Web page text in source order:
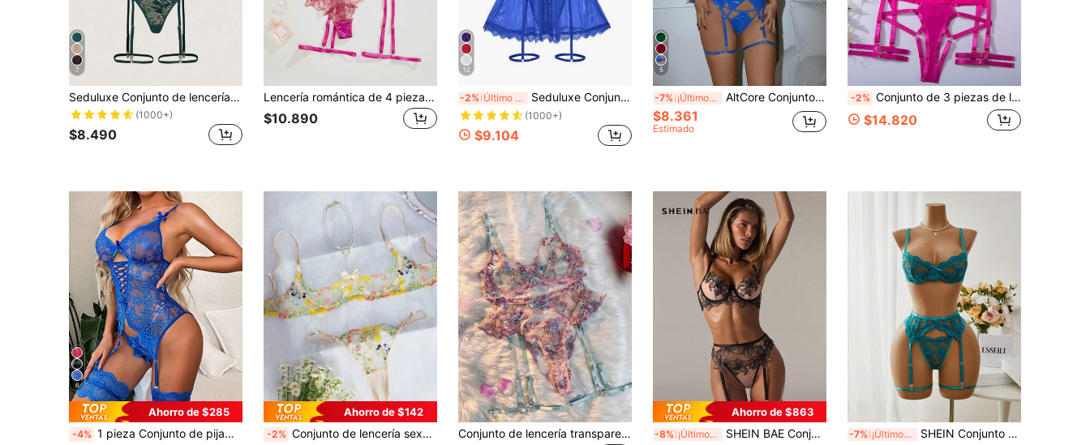
7
Seduluxe Conjunto de lencería de 4 piezas con corsé con aros y tanga con recortes de encaje floral
(1000+)
$8.490
Lencería romántica de 4 piezas con sostén con aros bordado con flores y diseño liso y sexy
$10.890
12
-2% Último día Seduluxe Conjunto de 3 piezas de lencería sexy de encaje con liguero y tanga para salir
(1000+)
$9.104
5
-7% ¡Últimos 3 días AltCore Conjunto de 4 sujetadores inalámbricos y sexys para mujer
$8.361
Estimado
-2% Conjunto de 3 piezas de lencería sexy para mujer con sujetador y liguero de malla verde bordada y transparente
$14.820
6
Ahorro de $285
-4% 1 pieza Conjunto de pijama sexy tipo muñeca para mujer con sujetador de encaje con lazo cruzado, medias colgantes, ropa interior y teddy calado
Ahorro de $142
-2% Conjunto de lencería sexy, cómoda y transparente con estampado floral para mujer Conjunto de lencería transparente con bordado floral, lencería delicada y sexy con ribete de volantes para salir
Ahorro de $863
-8% ¡Últimos 3 días SHEIN BAE Conjunto de 5 piezas de lencería sexy de malla transparente con bordado floral y detalles calados -7% ¡Últimos 3 días SHEIN Conjunto de lencería de 5 piezas para mujer con sujetador con aros, malla bordada y diseño romántico